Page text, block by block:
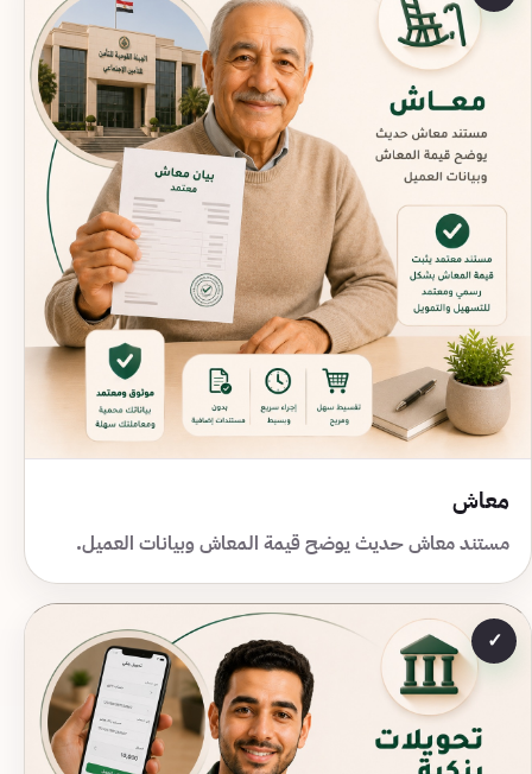
معاش
مستند معاش حديث يوضح قيمة المعاش وبيانات العميل.